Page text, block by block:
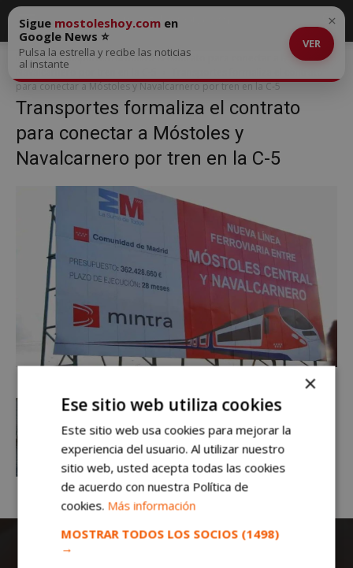
Inicio
Transportes formaliza el contrato para conectar a Móstoles y
Navalcarnero por tren en la C-5
para conectar a Móstoles y Navalcarnero por tren en la C-5
Transportes formaliza el contrato
para conectar a Móstoles y
Navalcarnero por tren en la C-5
Sigue mostoleshoy.com en
Google News ⭐
Pulsa la estrella y recibe las noticias
al instante
VER
×
×
Ese sitio web utiliza cookies
Este sitio web usa cookies para mejorar la
experiencia del usuario. Al utilizar nuestro
sitio web, usted acepta todas las cookies
de acuerdo con nuestra Política de
cookies. Más información
MOSTRAR TODOS LOS SOCIOS (1498)
→